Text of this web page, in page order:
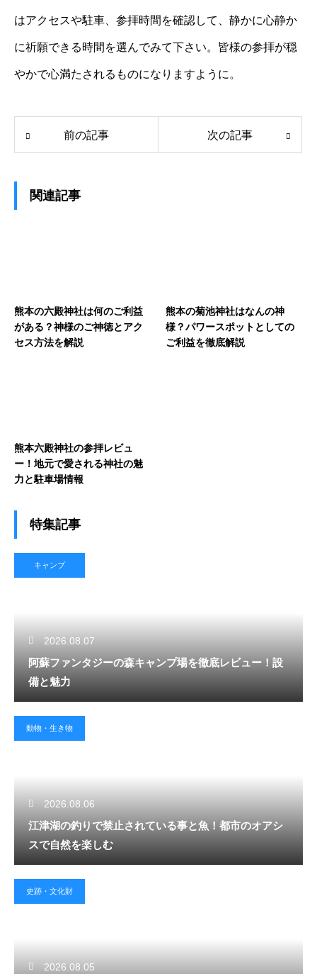
はアクセスや駐車、参拝時間を確認して、静かに心静か
に祈願できる時間を選んでみて下さい。皆様の参拝が穏
やかで心満たされるものになりますように。
前の記事 次の記事
関連記事
熊本の六殿神社は何のご利益
がある？神様のご神徳とアク
セス方法を解説
熊本の菊池神社はなんの神
様？パワースポットとしての
ご利益を徹底解説
熊本六殿神社の参拝レビュ
ー！地元で愛される神社の魅
力と駐車場情報
特集記事
キャンプ
2026.08.07
阿蘇ファンタジーの森キャンプ場を徹底レビュー！設
備と魅力
動物・生き物
2026.08.06
江津湖の釣りで禁止されている事と魚！都市のオアシ
スで自然を楽しむ
史跡・文化財
2026.08.05